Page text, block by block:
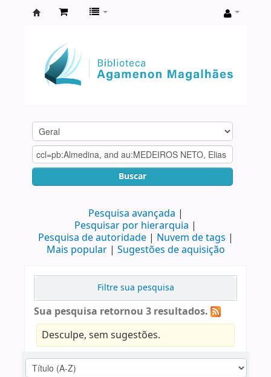
Agamenon
Magalhães
Buscar
Pesquisa avançada
Pesquisar por hierarquia
Pesquisa de autoridade
Nuvem de tags
Mais popular
Sugestões de aquisição
Filtre sua pesquisa
Sua pesquisa retornou 3 resultados.
Desculpe, sem sugestões.